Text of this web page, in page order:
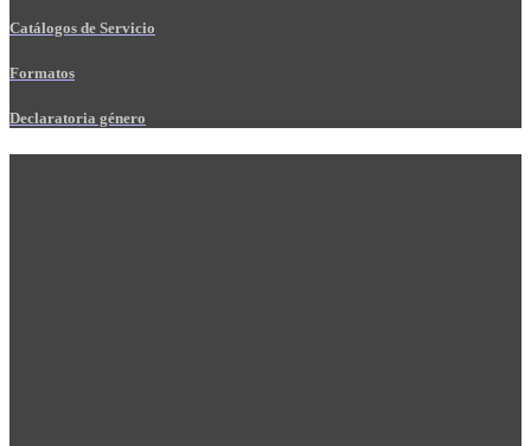
Catálogos de Servicio
Formatos
Declaratoria género